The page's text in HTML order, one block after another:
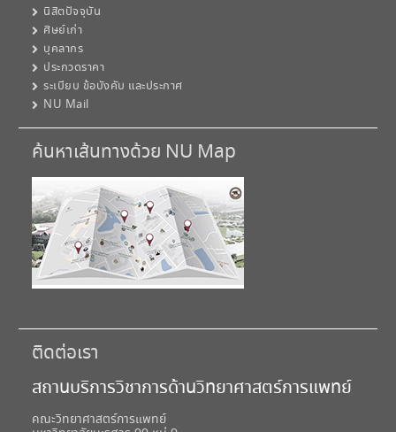
นิสิตปัจจุบัน
ศิษย์เก่า
บุคลากร
ประกวดราคา
ระเบียบ ข้อบังคับ และประกาศ
NU Mail
ค้นหาเส้นทางด้วย NU Map
ติดต่อเรา
สถานบริการวิชาการด้านวิทยาศาสตร์การแพทย์
คณะวิทยาศาสตร์การแพทย์